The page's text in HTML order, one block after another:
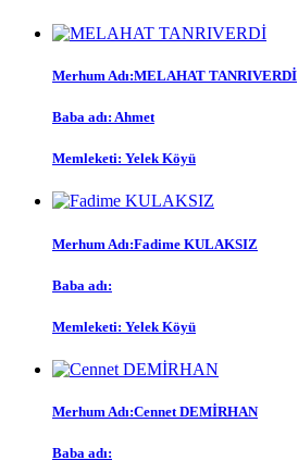
Merhum Adı:MELAHAT TANRIVERDİ
Baba adı: Ahmet
Memleketi: Yelek Köyü
Merhum Adı:Fadime KULAKSIZ
Baba adı:
Memleketi: Yelek Köyü
Merhum Adı:Cennet DEMİRHAN
Baba adı: